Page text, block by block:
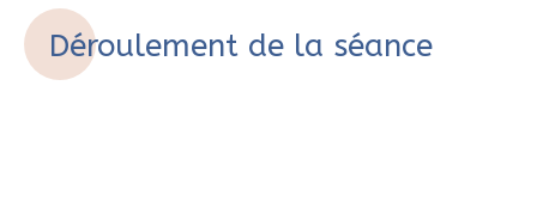
Déroulement de la séance